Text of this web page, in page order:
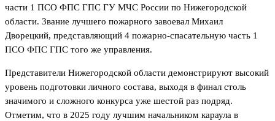
части 1 ПСО ФПС ГПС ГУ МЧС России по Нижегородской
области. Звание лучшего пожарного завоевал Михаил
Дворецкий, представляющий 4 пожарно-спасательную часть 1
ПСО ФПС ГПС того же управления.
Представители Нижегородской области демонстрируют высокий
уровень подготовки личного состава, выходя в финал столь
значимого и сложного конкурса уже шестой раз подряд.
Отметим, что в 2025 году лучшим начальником караула в